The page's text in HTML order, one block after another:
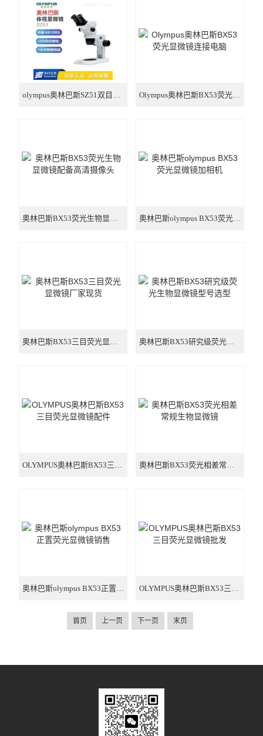
olympus奥林巴斯SZ51双目体视显微镜经销商 Olympus奥林巴斯BX53荧光显微镜连接电脑
奥林巴斯BX53荧光生物显微镜配备高清摄像头 奥林巴斯olympus BX53荧光显微镜加相机
奥林巴斯BX53三目荧光显微镜厂家现货 奥林巴斯BX53研究级荧光生物显微镜型号选型
OLYMPUS奥林巴斯BX53三目荧光显微镜配件 奥林巴斯BX53荧光相差常规生物显微镜
奥林巴斯olympus BX53正置荧光显微镜销售 OLYMPUS奥林巴斯BX53三目荧光显微镜批发
首页 上一页 下一页 末页